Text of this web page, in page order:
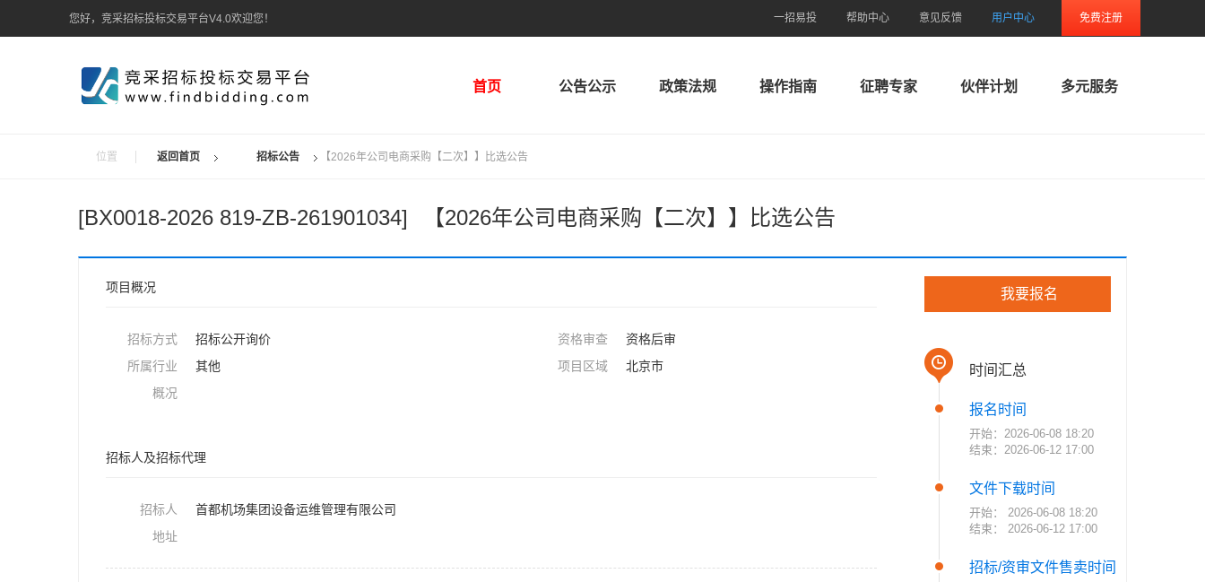
您好，竞采招标投标交易平台V4.0欢迎您！ 一招易投 帮助中心 意见反馈 用户中心 免费注册
首页 公告公示 政策法规 操作指南 征聘专家 伙伴计划 多元服务
位置 返回首页 招标公告 【2026年公司电商采购【二次】】比选公告
[BX0018-2026 819-ZB-261901034] 【2026年公司电商采购【二次】】比选公告
项目概况
招标方式 招标公开询价 资格审查
资格后审
所属行业
其他 项目区域
北京市
概况
招标人及招标代理
招标人
首都机场集团设备运维管理有限公司
地址
我要报名
时间汇总
报名时间
开始：2026-06-08 18:20
结束：2026-06-12 17:00
文件下载时间
开始： 2026-06-08 18:20
结束： 2026-06-12 17:00
招标/资审文件售卖时间